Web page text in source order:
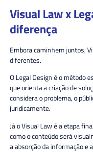
Visual Law x
diferença
Embora caminhem juntos,
diferentes.
O Legal Design é o método
que orienta a criação de
considera o problema, o
juridicamente.
Já o Visual Law é a etapa
como o conteúdo será
a absorção da informação e